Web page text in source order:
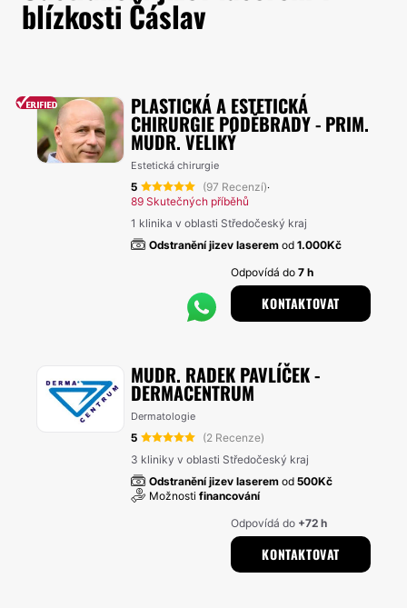
blízkosti Čáslav
PLASTICKÁ A ESTETICKÁ
CHIRURGIE PODĚBRADY - PRIM.
MUDR. VELIKÝ
Estetická chirurgie
5 (97 Recenzí)·
89 Skutečných příběhů
1 klinika v oblasti Středočeský kraj
Odstranění jizev laserem od 1.000Kč
Odpovídá do7 h
KONTAKTOVAT
MUDR. RADEK PAVLÍČEK -
DERMACENTRUM
Dermatologie
5
(2 Recenze)
3 kliniky v oblasti Středočeský kraj
Odstranění jizev laserem od 500Kč
Možnosti financování
Odpovídá do +72 h
KONTAKTOVAT